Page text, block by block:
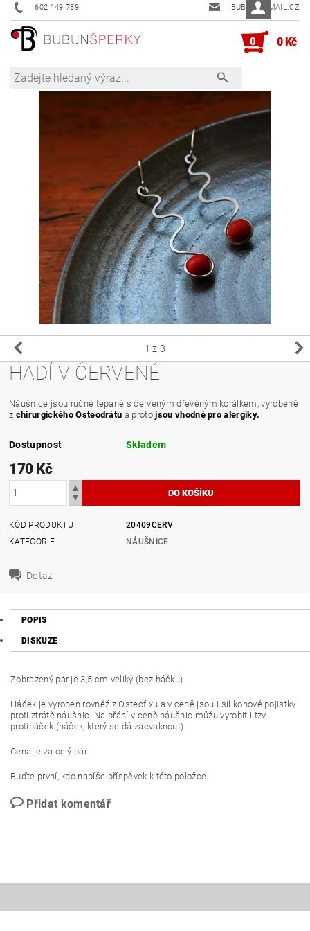
602 149 789 BUBUN@EMAIL.CZ
0 0 Kč
1 z 3
HADÍ V ČERVENÉ
Náušnice jsou ručně tepané s červeným dřevěným korálkem, vyrobené
z chirurgického Osteodrátu a protojsou vhodné pro alergiky.
Dostupnost Skladem
170 Kč
KÓD PRODUKTU
20409CERV
KATEGORIE
NÁUŠNICE
Dotaz
POPIS
DISKUZE
Zobrazený pár je 3,5 cm veliký (bez háčku).
Háček je vyroben rovněž z Osteofixu a v ceně jsou i silikonové pojistky
proti ztrátě náušnic. Na přání v ceně náušnic můžu vyrobit i tzv.
protiháček (háček, který se dá zacvaknout).
Cena je za celý pár.
Buďte první, kdo napíše příspěvek k této položce.
Přidat komentář